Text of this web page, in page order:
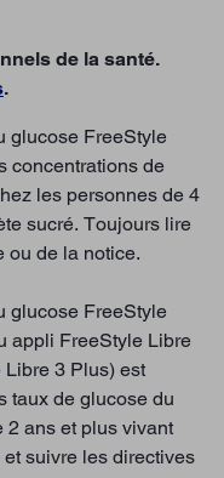
de la santé.
.
glucose FreeStyle
concentrations de
les personnes de 4
sucré. Toujours lire
ou de la notice.
glucose FreeStyle
appli FreeStyle Libre
3 Plus) est
taux de glucose du
2 ans et plus vivant
suivre les directives